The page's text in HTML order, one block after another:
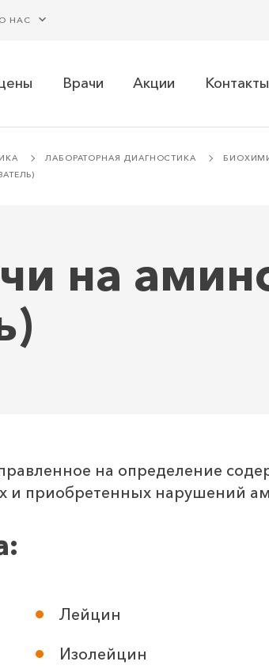
О НАС
Врачи Акции Контакты
ЛАБОРАТОРНАЯ ДИАГНОСТИКА
на
на определение
и приобретенных нарушений
Лейцин
Изолейцин